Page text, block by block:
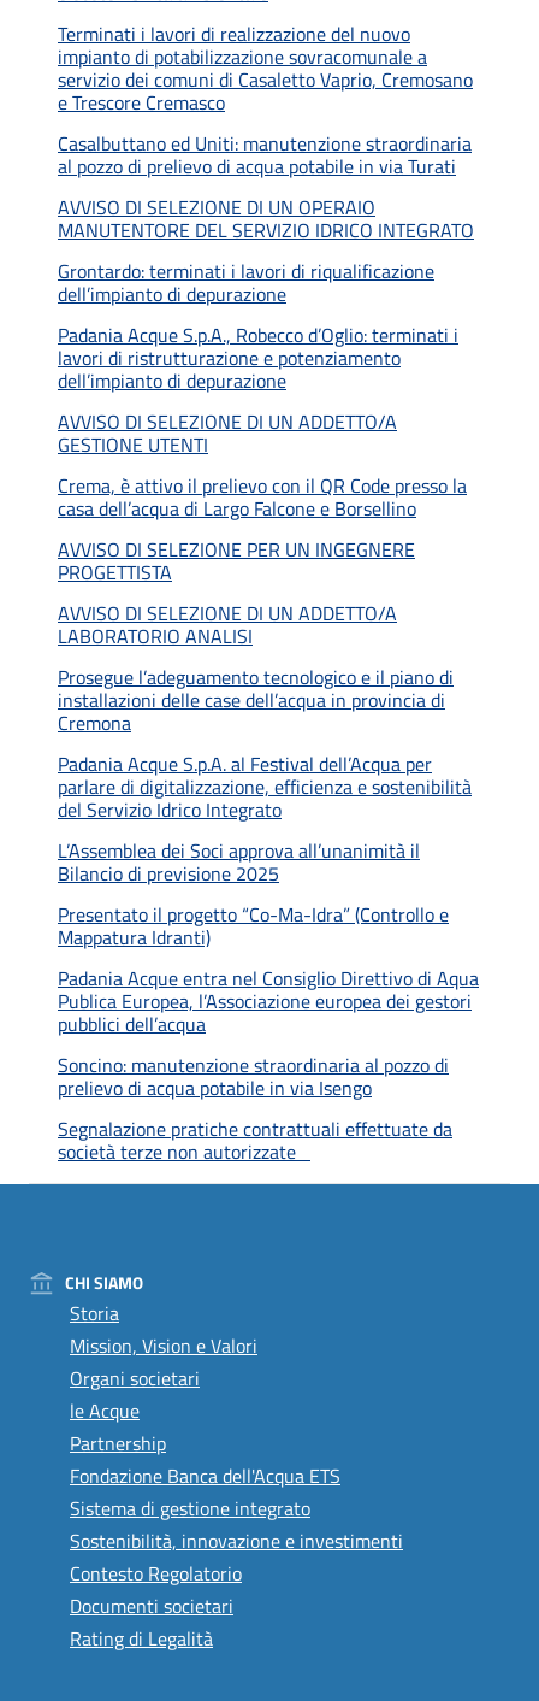
Terminati i lavori di realizzazione del nuovo
impianto di potabilizzazione sovracomunale a
servizio dei comuni di Casaletto Vaprio, Cremosano
e Trescore Cremasco
Casalbuttano ed Uniti: manutenzione straordinaria
al pozzo di prelievo di acqua potabile in via Turati
AVVISO DI SELEZIONE DI UN OPERAIO
MANUTENTORE DEL SERVIZIO IDRICO INTEGRATO
Grontardo: terminati i lavori di riqualificazione
dell’impianto di depurazione
Padania Acque S.p.A., Robecco d’Oglio: terminati i
lavori di ristrutturazione e potenziamento
dell’impianto di depurazione
AVVISO DI SELEZIONE DI UN ADDETTO/A
GESTIONE UTENTI
Crema, è attivo il prelievo con il QR Code presso la
casa dell’acqua di Largo Falcone e Borsellino
AVVISO DI SELEZIONE PER UN INGEGNERE
PROGETTISTA
AVVISO DI SELEZIONE DI UN ADDETTO/A
LABORATORIO ANALISI
Prosegue l’adeguamento tecnologico e il piano di
installazioni delle case dell’acqua in provincia di
Cremona
Padania Acque S.p.A. al Festival dell’Acqua per
parlare di digitalizzazione, efficienza e sostenibilità
del Servizio Idrico Integrato
L’Assemblea dei Soci approva all’unanimità il
Bilancio di previsione 2025
Presentato il progetto “Co-Ma-Idra” (Controllo e
Mappatura Idranti)
Padania Acque entra nel Consiglio Direttivo di Aqua
Publica Europea, l’Associazione europea dei gestori
pubblici dell’acqua
Soncino: manutenzione straordinaria al pozzo di
prelievo di acqua potabile in via Isengo
Segnalazione pratiche contrattuali effettuate da
società terze non autorizzate
CHI SIAMO
Storia
Mission, Vision e Valori
Organi societari
le Acque
Partnership
Fondazione Banca dell'Acqua ETS
Sistema di gestione integrato
Sostenibilità, innovazione e investimenti
Contesto Regolatorio
Documenti societari
Rating di Legalità